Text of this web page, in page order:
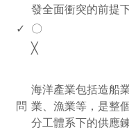
發全面衝突的前提
✓
〇
╳
問
海洋產業包括造船
業、漁業等，是整
分工體系下的供應鍊